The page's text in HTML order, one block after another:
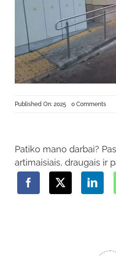
Published On: 2025 0 Commentson
Patiko mano darbai?
artimaisiais, draugais ir